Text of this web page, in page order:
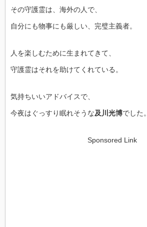
その守護霊は、海外の人で、
自分にも物事にも厳しい、完璧主義者。
人を楽しむために生まれてきて、
守護霊はそれを助けてくれている。
気持ちいいアドバイスで、
今夜はぐっすり眠れそうな及川光博でした。
Sponsored Link